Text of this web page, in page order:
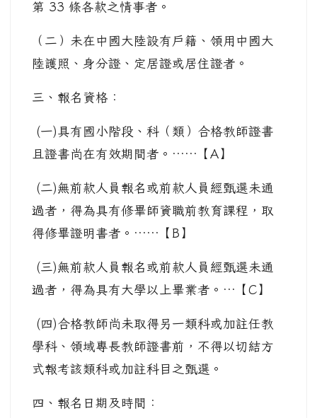
第 33 條各款之情事者。
（二）未在中國大陸設有戶籍、領用中國大
陸護照、身分證、定居證或居住證者。
三、報名資格：
(一)具有國小階段、科（類）合格教師證書
且證書尚在有效期間者。……【A】
(二)無前款人員報名或前款人員經甄選未通
過者，得為具有修畢師資職前教育課程，取
得修畢證明書者。……【B】
(三)無前款人員報名或前款人員經甄選未通
過者，得為具有大學以上畢業者。…【C】
(四)合格教師尚未取得另一類科或加註任教
學科、領域專長教師證書前，不得以切結方
式報考該類科或加註科目之甄選。
四、報名日期及時間：